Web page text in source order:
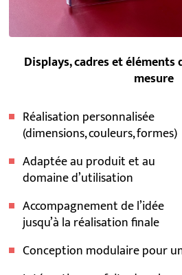
Displays, cadres et
mesure
Réalisation personnalisée
(dimensions, couleurs, formes)
Adaptée au produit et au
domaine d’utilisation
Accompagnement de l’idée
jusqu’à la réalisation finale
Conception modulaire pour